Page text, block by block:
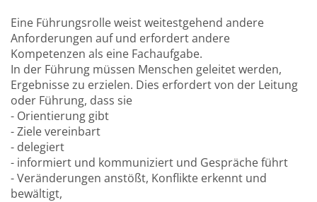
Eine Führungsrolle weist weitestgehend andere
Anforderungen auf und erfordert andere
Kompetenzen als eine Fachaufgabe.
In der Führung müssen Menschen geleitet werden,
Ergebnisse zu erzielen. Dies erfordert von der Leitung
oder Führung, dass sie
- Orientierung gibt
- Ziele vereinbart
- delegiert
- informiert und kommuniziert und Gespräche führt
- Veränderungen anstößt, Konflikte erkennt und
bewältigt,